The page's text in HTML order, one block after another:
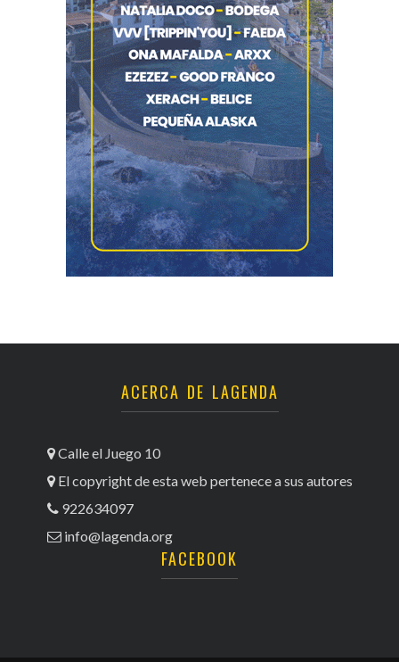
ACERCA DE LAGENDA
Calle el Juego 10
El copyright de esta web pertenece a sus autores
922634097
info@lagenda.org
FACEBOOK